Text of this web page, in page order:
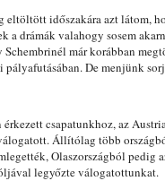
eltöltött időszakára azt látom,
a drámák valahogy sosem
már korábban
De menjünk
érkezett csapatunkhoz, az
Állítólag több
Olaszországból
legyőzte válogatottunkat.